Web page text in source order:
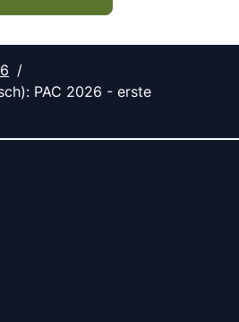
PAC 2026 - erste